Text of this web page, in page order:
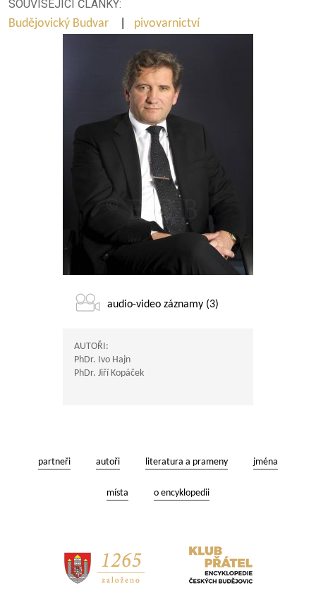
SOUVISEJÍCÍ ČLÁNKY:
Budějovický Budvar
pivovarnictví
audio-video záznamy (3)
AUTOŘI:
PhDr. Ivo Hajn
PhDr. Jiří Kopáček
partneři autoři literatura a prameny jména
místa o encyklopedii